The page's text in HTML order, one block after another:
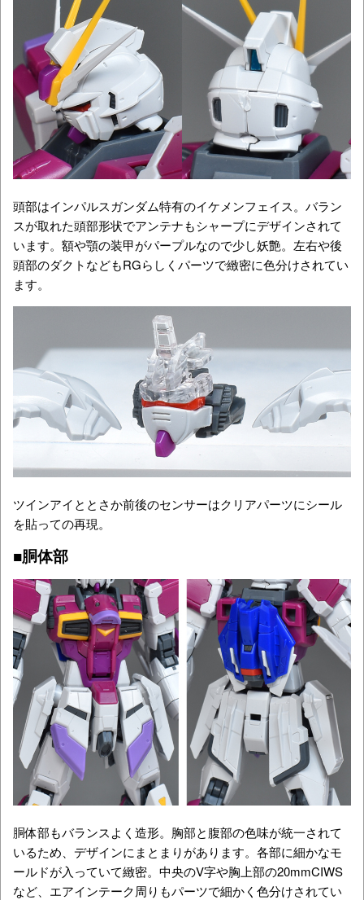
頭部はインパルスガンダム特有のイケメンフェイス。バラン
スが取れた頭部形状でアンテナもシャープにデザインされて
います。額や顎の装甲がパープルなので少し妖艶。左右や後
頭部のダクトなどもRGらしくパーツで緻密に色分けされてい
ます。
ツインアイととさか前後のセンサーはクリアパーツにシール
を貼っての再現。
■胴体部
胴体部もバランスよく造形。胸部と腹部の色味が統一されて
いるため、デザインにまとまりがあります。各部に細かなモ
ールドが入っていて緻密。中央のV字や胸上部の20mmCIWS
など、エアインテーク周りもパーツで細かく色分けされてい